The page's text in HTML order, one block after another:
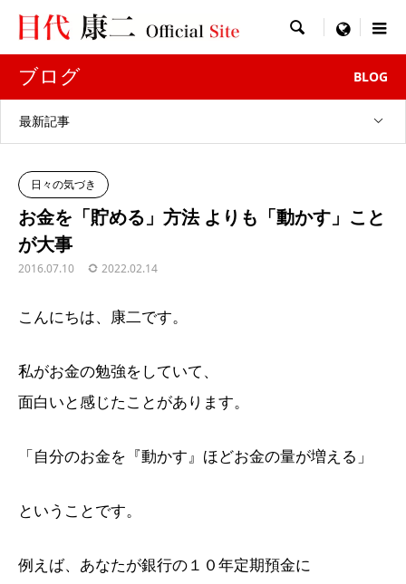
 menu
ブログ BLOG
最新記事
日々の気づき
お金を「貯める」方法 よりも「動かす」こと
が大事
2016.07.10 2022.02.14
こんにちは、康二です。
私がお金の勉強をしていて、
面白いと感じたことがあります。
「自分のお金を『動かす』ほどお金の量が増える」
ということです。
例えば、あなたが銀行の１０年定期預金に